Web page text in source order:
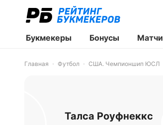
Букмекеры Бонусы Матчи
Главная Футбол США. Чемпионшип ЮСЛ
Талса Роуфнеккс